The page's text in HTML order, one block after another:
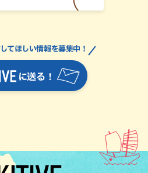
に送る！
てほしい情報を募集中！